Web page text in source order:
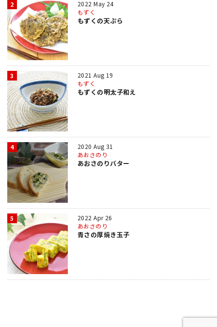
2
2022 May 24
もずく
もずくの天ぷら
3
2021 Aug 19
もずく
もずくの明太子和え
4
2020 Aug 31
あおさのり
あおさのりバター
5
2022 Apr 26
あおさのり
青さの厚焼き玉子